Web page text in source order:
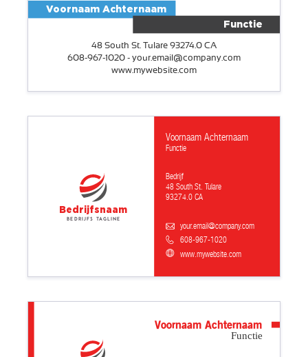
www.mywebsite.com
Functie
48 South St. Tulare 93274.0 CA
608-967-1020 - your.email@company.com
Voornaam Achternaam
608-967-1020
www.mywebsite.com
Functie
Bedrijf
48 South St. Tulare
93274.0 CA
your.email@company.com
Voornaam Achternaam
Bedrijfsnaam
Bedrijfs tagline
Functie
Voornaam Achternaam